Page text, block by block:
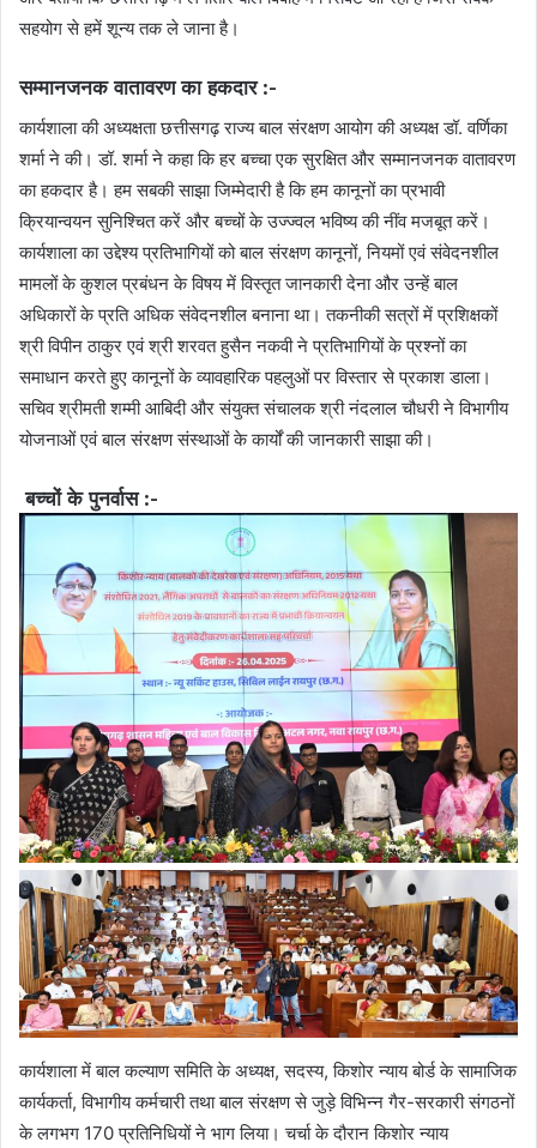
सहयोग से हमें शून्य तक ले जाना है।
सम्मानजनक वातावरण का हकदार :-
कार्यशाला की अध्यक्षता छत्तीसगढ़ राज्य बाल संरक्षण आयोग की अध्यक्ष डॉ. वर्णिका
शर्मा ने की। डॉ. शर्मा ने कहा कि हर बच्चा एक सुरक्षित और सम्मानजनक वातावरण
का हकदार है। हम सबकी साझा जिम्मेदारी है कि हम कानूनों का प्रभावी
क्रियान्वयन सुनिश्चित करें और बच्चों के उज्ज्वल भविष्य की नींव मजबूत करें।
कार्यशाला का उद्देश्य प्रतिभागियों को बाल संरक्षण कानूनों, नियमों एवं संवेदनशील
मामलों के कुशल प्रबंधन के विषय में विस्तृत जानकारी देना और उन्हें बाल
अधिकारों के प्रति अधिक संवेदनशील बनाना था। तकनीकी सत्रों में प्रशिक्षकों
श्री विपीन ठाकुर एवं श्री शरवत हुसैन नकवी ने प्रतिभागियों के प्रश्नों का
समाधान करते हुए कानूनों के व्यावहारिक पहलुओं पर विस्तार से प्रकाश डाला।
सचिव श्रीमती शम्मी आबिदी और संयुक्त संचालक श्री नंदलाल चौधरी ने विभागीय
योजनाओं एवं बाल संरक्षण संस्थाओं के कार्यों की जानकारी साझा की।
बच्चों के पुनर्वास :-
कार्यशाला में बाल कल्याण समिति के अध्यक्ष, सदस्य, किशोर न्याय बोर्ड के सामाजिक
कार्यकर्ता, विभागीय कर्मचारी तथा बाल संरक्षण से जुड़े विभिन्न गैर-सरकारी संगठनों
के लगभग 170 प्रतिनिधियों ने भाग लिया। चर्चा के दौरान किशोर न्याय